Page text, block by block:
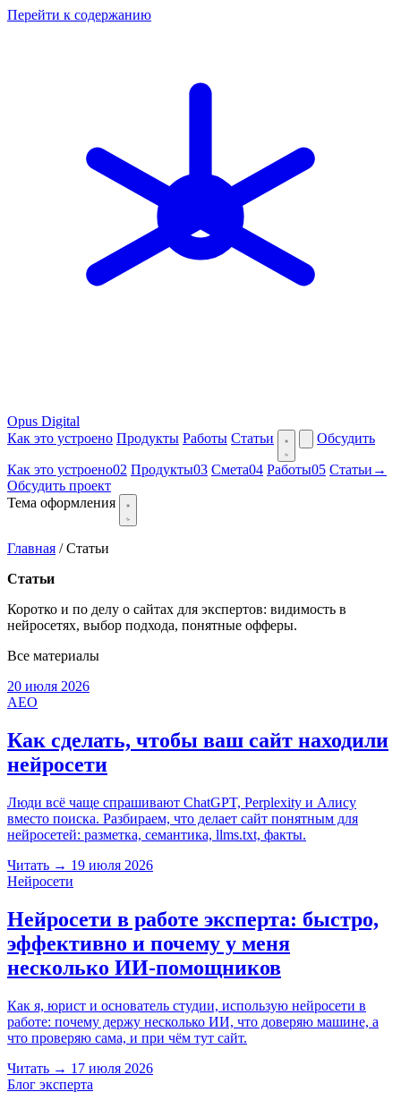
Перейти к содержанию
Opus Digital
Как это устроено Продукты Работы Статьи Обсудить
Как это устроено02 Продукты03 Смета04 Работы05 Статьи →
Обсудить проект
Тема оформления
Главная / Статьи
Статьи
Коротко и по делу о сайтах для экспертов: видимость в
нейросетях, выбор подхода, понятные офферы.
Все материалы
20 июля 2026
AEO
Как сделать, чтобы ваш сайт находили
нейросети
Люди всё чаще спрашивают ChatGPT, Perplexity и Алису
вместо поиска. Разбираем, что делает сайт понятным для
нейросетей: разметка, семантика, llms.txt, факты.
Читать → 19 июля 2026
Нейросети
Нейросети в работе эксперта: быстро,
эффективно и почему у меня
несколько ИИ-помощников
Как я, юрист и основатель студии, использую нейросети в
работе: почему держу несколько ИИ, что доверяю машине, а
что проверяю сама, и при чём тут сайт.
Читать → 17 июля 2026
Блог эксперта